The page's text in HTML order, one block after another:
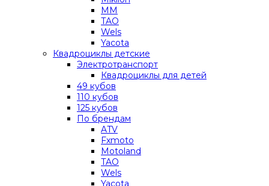
MM
TAO
Wels
Yacota
Квадроциклы детские
Электротранспорт
Квадроциклы для детей
49 кубов
110 кубов
125 кубов
По брендам
ATV
Fxmoto
Motoland
TAO
Wels
Yacota